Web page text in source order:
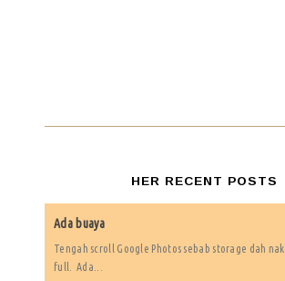
HER RECENT POSTS
Ada buaya
Tengah scroll Google Photos sebab storage dah nak
full. Ada...